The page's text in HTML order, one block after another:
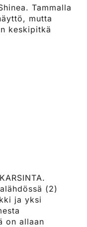
Tammalla
mutta
keskipitkä
(2)
ja yksi
on allaan